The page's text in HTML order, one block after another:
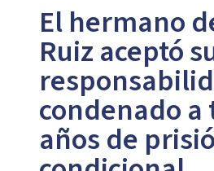
El hermano
Ruiz aceptó
condenado a
años de